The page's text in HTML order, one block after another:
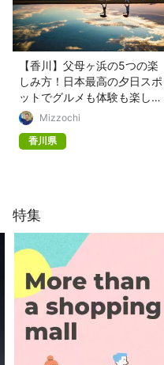
【香川】父母ヶ浜の5つの楽
しみ方！日本最高の夕日スポ
ットでグルメも体験も楽しも
う
Mizzochi
香川県
特集